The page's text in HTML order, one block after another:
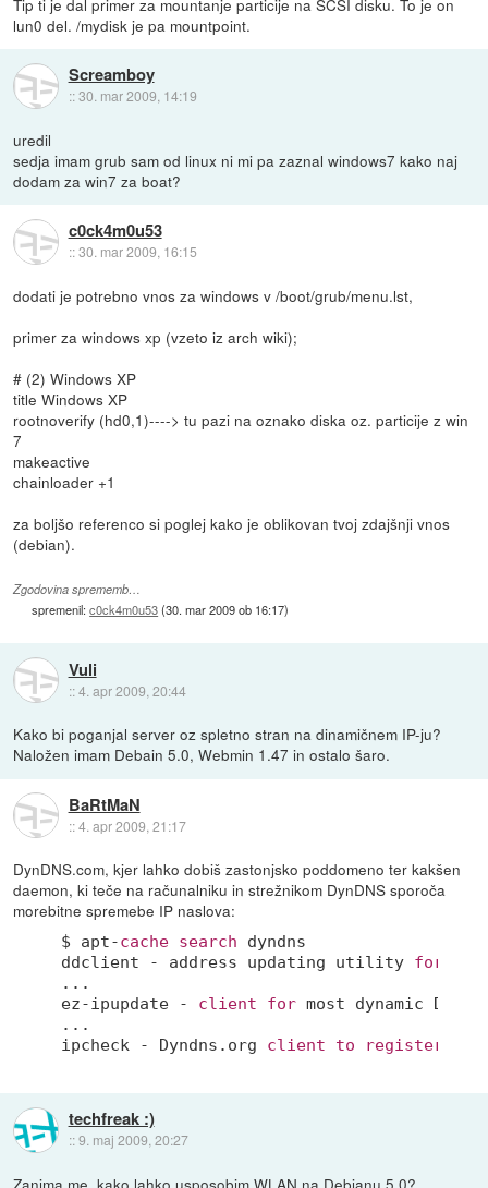
Tip ti je dal primer za mountanje particije na SCSI disku. To je on
lun0 del. /mydisk je pa mountpoint.
Screamboy
::30. mar 2009, 14:19
uredil
sedja imam grub sam od linux ni mi pa zaznal windows7 kako naj
dodam za win7 za boat?
c0ck4m0u53
::30. mar 2009, 16:15
dodati je potrebno vnos za windows v /boot/grub/menu.lst,
primer za windows xp (vzeto iz arch wiki);
# (2) Windows XP
title Windows XP
rootnoverify (hd0,1)----> tu pazi na oznako diska oz. particije z win
7
makeactive
chainloader +1
za boljšo referenco si poglej kako je oblikovan tvoj zdajšnji vnos
(debian).
Zgodovina sprememb…
spremenil:c0ck4m0u53(30. mar 2009 ob 16:17)
Vuli
::4. apr 2009, 20:44
Kako bi poganjal server oz spletno stran na dinamičnem IP-ju?
Naložen imam Debain 5.0, Webmin 1.47 in ostalo šaro.
BaRtMaN
::4. apr 2009, 21:17
DynDNS.com, kjer lahko dobiš zastonjsko poddomeno ter kakšen
daemon, ki teče na računalniku in strežnikom DynDNS sporoča
morebitne spremebe IP naslova:
$ apt-cache search dyndns
ddclient - address updating utility for
...
ez-ipupdate - client for most dynamic DNS
...
ipcheck - Dyndns.org client to register
techfreak :)
::9. maj 2009, 20:27